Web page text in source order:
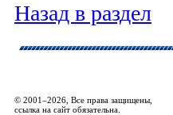
Назад в раздел
© 2001–2026, Все права защищены,
ссылка на сайт обязательна.